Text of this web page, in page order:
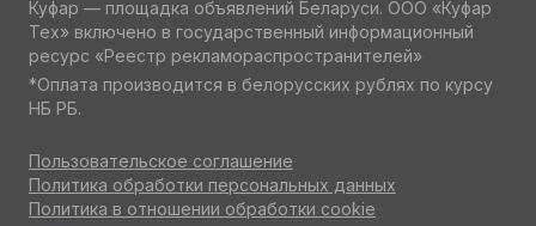
Куфар — площадка объявлений Беларуси. ООО «Куфар
Тех» включено в государственный информационный
ресурс «Реестр рекламораспространителей»
*Оплата производится в белорусских рублях по курсу
НБ РБ.
Пользовательское соглашение
Политика обработки персональных данных
Политика в отношении обработки cookie